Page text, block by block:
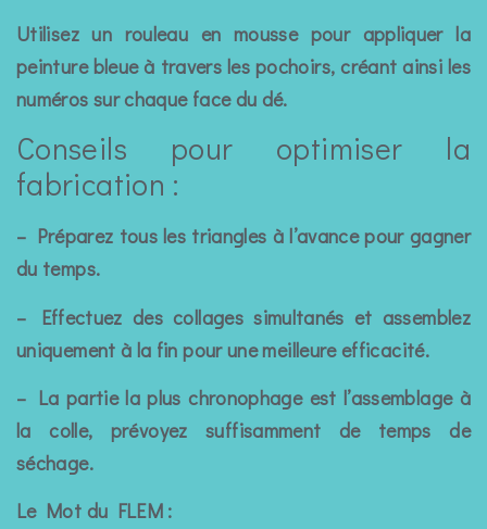
Utilisez un rouleau en mousse pour appliquer la
peinture bleue à travers les pochoirs, créant ainsi les
numéros sur chaque face du dé.
Conseils pour optimiser la
fabrication :
– Préparez tous les triangles à l’avance pour gagner
du temps.
– Effectuez des collages simultanés et assemblez
uniquement à la fin pour une meilleure efficacité.
– La partie la plus chronophage est l’assemblage à
la colle, prévoyez suffisamment de temps de
séchage.
Le Mot du FLEM :